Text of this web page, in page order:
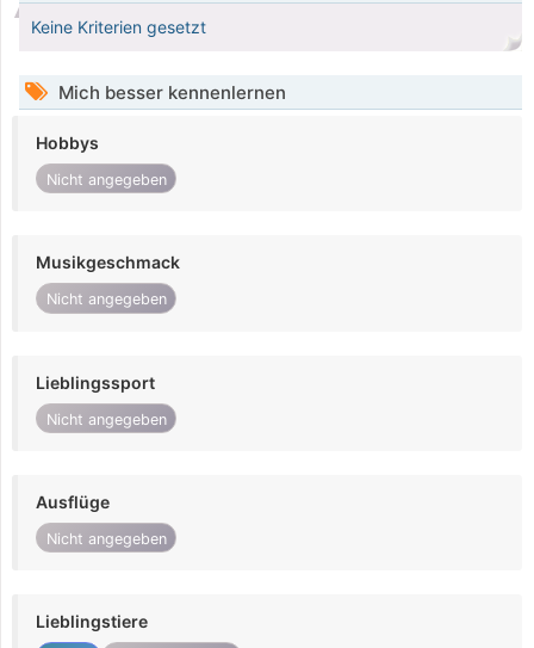
Keine Kriterien gesetzt
Mich besser kennenlernen
Hobbys
Nicht angegeben
Musikgeschmack
Nicht angegeben
Lieblingssport
Nicht angegeben
Ausflüge
Nicht angegeben
Lieblingstiere